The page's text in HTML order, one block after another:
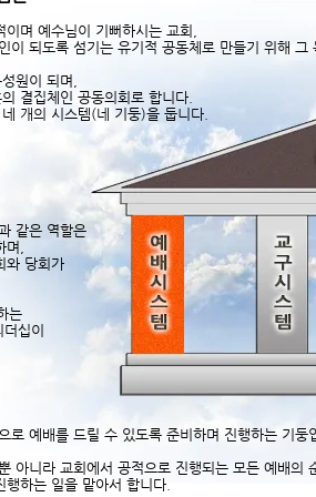
며 예수님이 기뻐하시는 교회,
이 되도록 섬기는 유기적 공동체로 만들기 위해 그
원이 되며,
결집체인 공동의회로 합니다.
개의 시스템(네 기둥)을 둡니다.
같은 역할은
,
와 당회가
는
십이
로 예배를 드릴 수 있도록 준비하며 진행하는 기둥
아니라 교회에서 공적으로 진행되는 모든 예배의
하는 일을 맡아서 합니다.